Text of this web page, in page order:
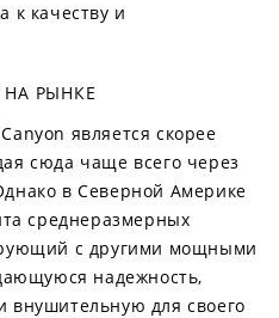
к качеству и
НА РЫНКЕ
является скорее
сюда чаще всего через
в Северной Америке
среднеразмерных
с другими мощными
надежность,
для своего